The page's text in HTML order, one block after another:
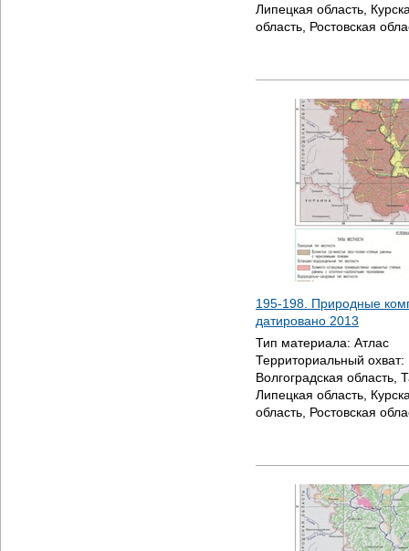
Липецкая область,
область, Ростовская
195-198. Природные
датировано 2013
Тип материала: Атлас
Территориальный охват:
Волгоградская область,
Липецкая область,
область, Ростовская